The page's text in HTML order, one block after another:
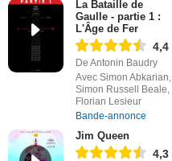
La Bataille de
Gaulle - partie 1 :
L'Âge de Fer
4,4
De Antonin Baudry
Avec Simon Abkarian,
Simon Russell Beale,
Florian Lesieur
Bande-annonce
Jim Queen
4,3